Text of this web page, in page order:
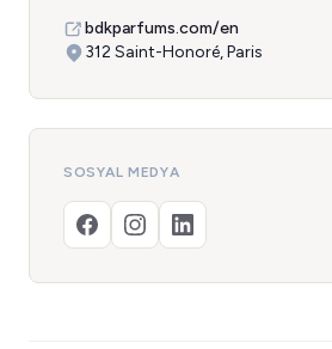
bdkparfums.com/en
312 Saint-Honoré, Paris
SOSYAL MEDYA